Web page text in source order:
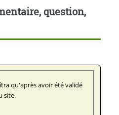
question,
qu'après avoir été validé
site.